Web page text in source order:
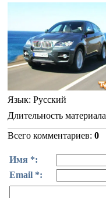
Язык: Русский
Длительность материала
Всего комментариев: 0
Имя *:
Email *: